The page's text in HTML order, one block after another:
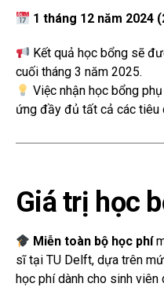
1 tháng 12 năm 2024
Kết quả học bổng sẽ
cuối tháng 3 năm 2025.
Việc nhận học bổng
ứng đầy đủ tất cả các tiêu
Giá trị học
Miễn toàn bộ học phí
sĩ tại TU Delft, dựa trên
học phí dành cho sinh